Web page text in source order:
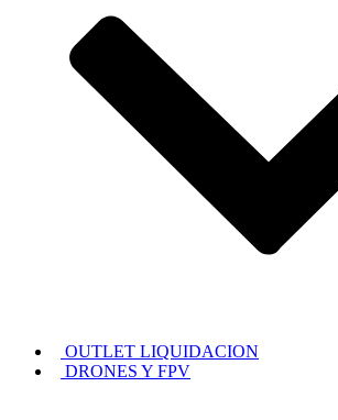
OUTLET LIQUIDACION
DRONES Y FPV